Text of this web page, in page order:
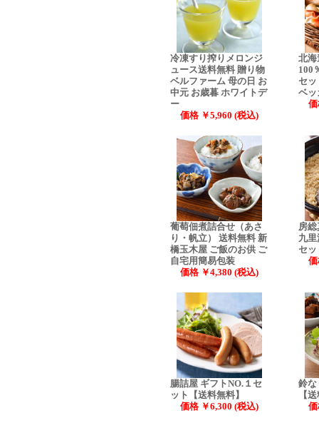
冷凍すり搾りメロンジ
ュース送料無料 贈り物
ベルファーム 母の日 お
中元 お歳暮 ホワイトデ
ー
価格 ￥5,960 (税込)
北海
100
セ
ベッ
価
葡萄佃煮詰合せ（あさ
り・帆立） 送料無料 新
橋玉木屋 ご飯のお供 ご
自宅用簡易包装
価格 ￥4,380 (税込)
房
九
セッ
価
腸詰屋 ギフトNO.１セ
ット【送料無料】
価格 ￥6,300 (税込)
鈴な
【
価